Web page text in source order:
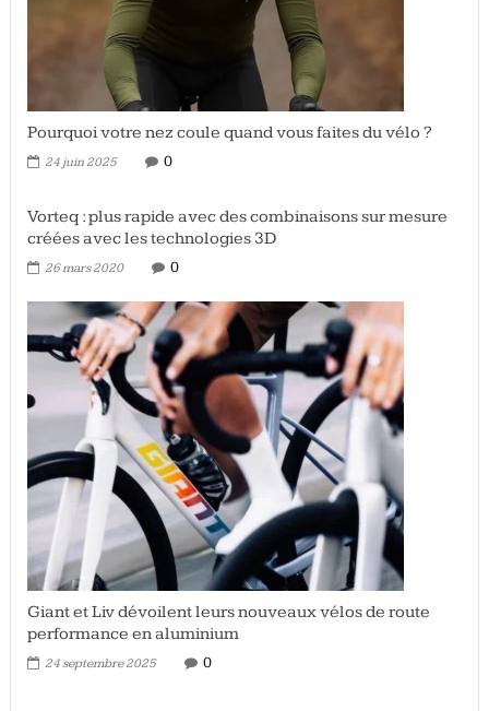
Pourquoi votre nez coule quand vous faites du vélo ?
24 juin 2025 0
Vorteq : plus rapide avec des combinaisons sur mesure
créées avec les technologies 3D
26 mars 2020 0
Giant et Liv dévoilent leurs nouveaux vélos de route
performance en aluminium
24 septembre 2025 0